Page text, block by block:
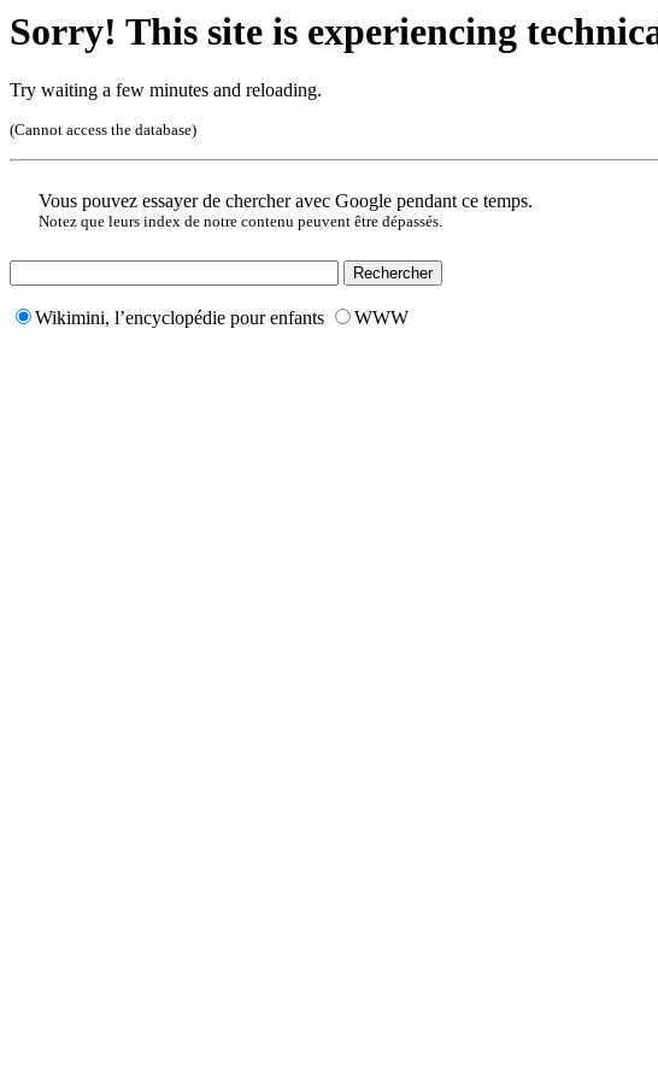
Sorry! This site is experiencing
Try waiting a few minutes and reloading.
(Cannot access the database)
Vous pouvez essayer de chercher avec Google pendant ce temps.
Notez que leurs index de notre contenu peuvent être dépassés.
Wikimini, l’encyclopédie pour enfants WWW